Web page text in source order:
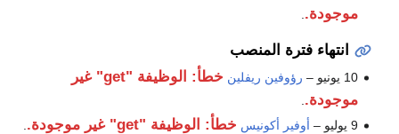
موجودة.
انتهاء فترة المنصب
10 يونيو – رؤوفين ريفلين
خطأ: الوظيفة "get" غير
موجودة..
9 يوليو –
أوفير أكونيس خطأ: الوظيفة "get" غير موجودة.